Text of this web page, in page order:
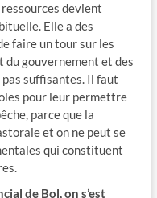
devient
Elle a des
faire un tour sur les
du gouvernement et des
suffisantes. Il faut
pour leur permettre
parce que la
et on ne peut se
qui constituent
de Bol, on s’est